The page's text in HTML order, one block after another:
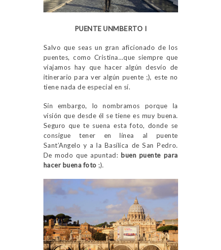
PUENTE UNMBERTO I
Salvo que seas un gran aficionado de los
puentes, como Cristina…que siempre que
viajamos hay que hacer algún desvío de
itinerario para ver algún puente ;), este no
tiene nada de especial en sí.
Sin embargo, lo nombramos porque la
visión que desde él se tiene es muy buena.
Seguro que te suena esta foto, donde se
consigue tener en línea al puente
Sant’Angelo y a la Basílica de San Pedro.
De modo que apuntad: buen puente para
hacer buena foto ;).